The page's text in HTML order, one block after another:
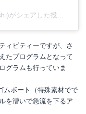
Naohiro Negishiさん(@naohironegishi)がシェアした投稿
ィビティーですが、さ
たプログラムとなって
グラムも行っていま
ムボート（特殊素材でで
を漕いで急流を下るア